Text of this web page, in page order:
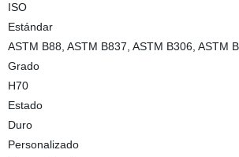
ISO
Estándar
ASTM B88, ASTM B837, ASTM B306, ASTM
Grado
H70
Estado
Duro
Personalizado